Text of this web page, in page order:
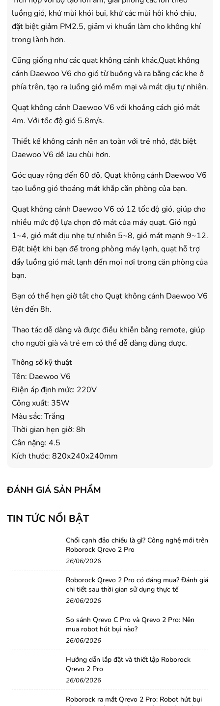
luồng gió, khử mùi khói bụi, khử các mùi hôi khó chịu,
đặt biệt giảm PM2.5, giảm vi khuẩn làm cho không khí
trong lành hơn.
Cũng giống như các quạt không cánh khác,Quạt không
cánh Daewoo V6 cho gió từ buồng và ra bằng các khe ở
phía trên, tạo ra luồng gió mềm mại và mát dịu tự nhiên.
Quạt không cánh Daewoo V6 với khoảng cách gió mát
4m. Với tốc độ gió 5.8m/s.
Thiết kế không cánh nên an toàn với trẻ nhỏ, đặt biệt
Daewoo V6 dễ lau chùi hơn.
Góc quay rộng đến 60 độ, Quạt không cánh Daewoo V6
tạo luồng gió thoáng mát khắp căn phòng của bạn.
Quạt không cánh Daewoo V6 có 12 tốc độ gió, giúp cho
nhiều mức độ lựa chọn độ mát của máy quạt. Gió ngủ
1~4, gió mát dịu nhẹ tự nhiên 5~8, gió mát mạnh 9~12.
Đặt biệt khi bạn để trong phòng máy lạnh, quạt hỗ trợ
đẩy luồng gió mát lạnh đến mọi nơi trong căn phòng của
bạn.
Bạn có thể hẹn giờ tắt cho Quạt không cánh Daewoo V6
lên đến 8h.
Thao tác dễ dàng và được điều khiễn bằng remote, giúp
cho người già và trẻ em có thể dễ dàng dùng được.
Thông số kỹ thuật
Tên: Daewoo V6
Điện áp định mức: 220V
Công xuất: 35W
Màu sắc: Trắng
Thời gian hẹn giờ: 8h
Cân nặng: 4.5
Kích thước: 820x240x240mm
ĐÁNH GIÁ SẢN PHẨM
TIN TỨC NỔI BẬT
Chổi cạnh đảo chiều là gì? Công nghệ mới trên
Roborock Qrevo 2 Pro
26/06/2026
Roborock Qrevo 2 Pro có đáng mua? Đánh giá
chi tiết sau thời gian sử dụng thực tế
26/06/2026
So sánh Qrevo C Pro và Qrevo 2 Pro: Nên
mua robot hút bụi nào?
26/06/2026
Hướng dẫn lắp đặt và thiết lập Roborock
Qrevo 2 Pro
26/06/2026
Roborock ra mắt Qrevo 2 Pro: Robot hút bụi